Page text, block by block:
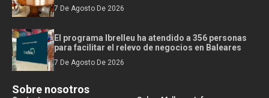
7 De Agosto De 2026
El programa Ibrelleu ha atendido a 356 personas
para facilitar el relevo de negocios en Baleares
7 De Agosto De 2026
Sobre nosotros